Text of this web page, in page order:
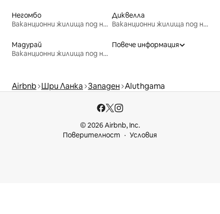
Негомбо
Ваканционни жилища под наем
Диквелла
Ваканционни жилища под наем
Мадурай
Ваканционни жилища под наем
Повече информация
Airbnb Шри Ланка Западен Aluthgama
© 2026 Airbnb, Inc.
Поверителност
Условия